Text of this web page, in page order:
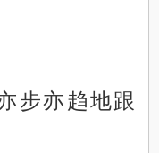
步亦趋地跟